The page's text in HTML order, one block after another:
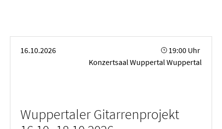
LÖSCHEN ANWENDEN
Chorkonzert „Festival“ entfernenJazz Kammermusik
16.10.2026
19:00 Uhr
Konzertsaal Wuppertal Wuppertal
Wuppertaler Gitarrenprojekt